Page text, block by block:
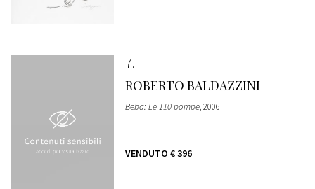
7
ROBERTO BALDAZZINI
Beba: Le 110 pompe, 2006
VENDUTO € 396